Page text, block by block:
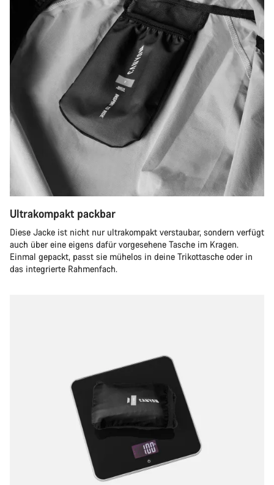
Ultrakompakt packbar
Diese Jacke ist nicht nur ultrakompakt verstaubar, sondern verfügt
auch über eine eigens dafür vorgesehene Tasche im Kragen.
Einmal gepackt, passt sie mühelos in deine Trikottasche oder in
das integrierte Rahmenfach.